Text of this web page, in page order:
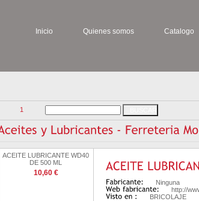
Inicio Quienes somos Catalogo
1
ACEITE LUBRICANTE WD40
DE 500 ML
10,60 €
Ninguna
http://
BRICOLAJE